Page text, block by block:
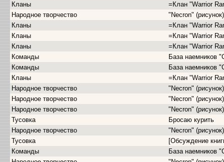
Кланы
=Клан "Warrior
Народное творчество
"Necron" (рисунок)
Кланы
=Клан "Warrior
Кланы
=Клан "Warrior
Кланы
=Клан "Warrior
Команды
База наемников
Команды
База наемников
Кланы
=Клан "Warrior
Народное творчество
"Necron" (рисунок)
Народное творчество
"Necron" (рисунок)
Народное творчество
"Necron" (рисунок)
Тусовка
Бросаю курить
Народное творчество
"Necron" (рисунок)
Тусовка
[Обсуждение
Команды
База наемников